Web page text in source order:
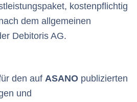
kostenpflichtig
dem allgemeinen
Debitoris AG.
den auf ASANOpublizierten
und